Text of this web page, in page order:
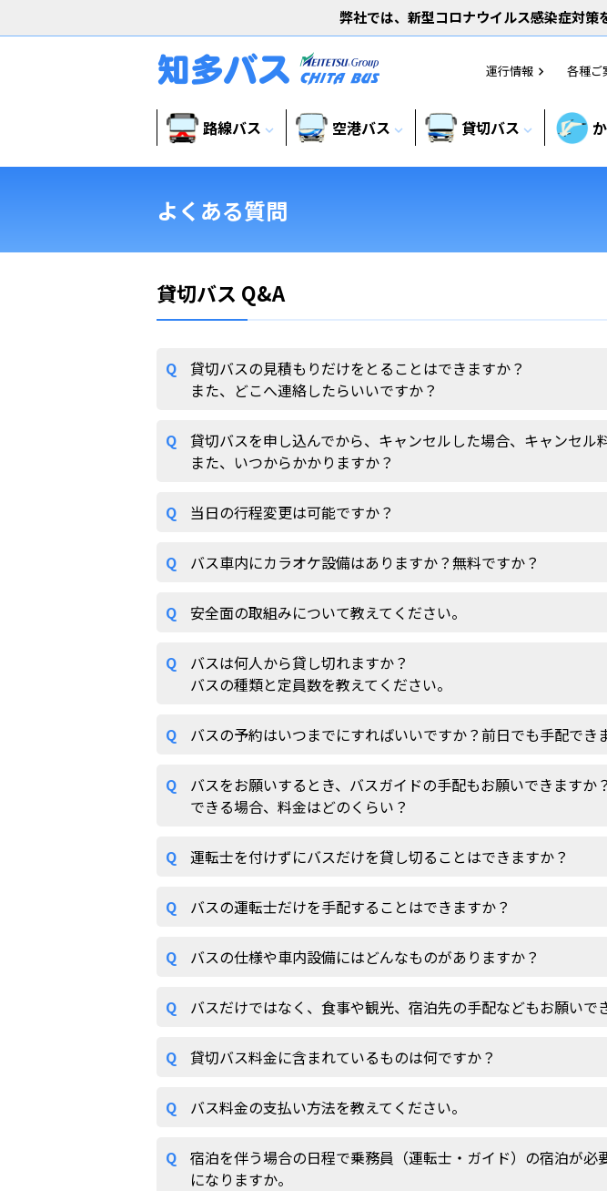
弊社では、新型コロナウイルス感染症対策
運行情報 chevron_right 各種ご
路線バス expand_more 空港バス expand_more 貸切バス expand_more
よくある質問
貸切バス Q&A
Q
貸切バスの見積もりだけをとることはできますか？
また、どこへ連絡したらいいですか？
Q
貸切バスを申し込んでから、キャンセルした場合、キャンセル
また、いつからかかりますか？
Q 当日の行程変更は可能ですか？
Q バス車内にカラオケ設備はありますか？無料ですか？
Q 安全面の取組みについて教えてください。
Q
バスは何人から貸し切れますか？
バスの種類と定員数を教えてください。
Q バスの予約はいつまでにすればいいですか？前日でも手配でき
Q
バスをお願いするとき、バスガイドの手配もお願いできますか？
できる場合、料金はどのくらい？
Q 運転士を付けずにバスだけを貸し切ることはできますか？
Q バスの運転士だけを手配することはできますか？
Q バスの仕様や車内設備にはどんなものがありますか？
Q バスだけではなく、食事や観光、宿泊先の手配などもお願いで
Q 貸切バス料金に含まれているものは何ですか？
Q バス料金の支払い方法を教えてください。
Q
宿泊を伴う場合の日程で乗務員（運転士・ガイド）の宿泊が必
になりますか。